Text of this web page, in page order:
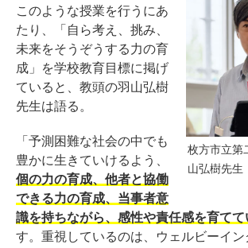
枚方市立第
山弘樹先生
このような授業を行うにあ
たり、「自ら考え、挑み、
未来をそうぞうする力の育
成」を学校教育目標に掲げ
ていると、教頭の羽山弘樹
先生は語る。
「予測困難な社会の中でも
豊かに生きていけるよう、
個の力の育成、他者と協働
できる力の育成、当事者意
識を持ちながら、感性や責任感を育てて
す。重視しているのは、ウェルビーイン